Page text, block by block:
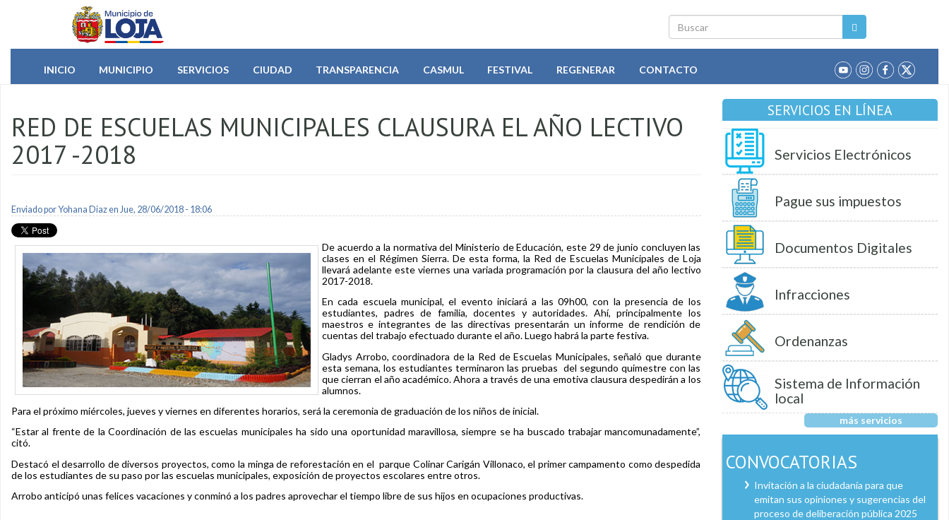
Pasar al contenido principal
Buscar
INICIO
MUNICIPIO SERVICIOS CIUDAD TRANSPARENCIA CASMUL FESTIVAL REGENERAR CONTACTO
RED DE ESCUELAS MUNICIPALES CLAUSURA EL AÑO LECTIVO
2017 -2018
Enviado porYohana Diazen Jue, 28/06/2018 - 18:06
De acuerdo a la normativa del Ministerio de Educación, este 29 de junio concluyen las
clases en el Régimen Sierra. De esta forma, la Red de Escuelas Municipales de Loja
llevará adelante este viernes una variada programación por la clausura del año lectivo
2017-2018.
En cada escuela municipal, el evento iniciará a las 09h00, con la presencia de los
estudiantes, padres de familia, docentes y autoridades. Ahí, principalmente los
maestros e integrantes de las directivas presentarán un informe de rendición de
cuentas del trabajo efectuado durante el año. Luego habrá la parte festiva.
Gladys Arrobo, coordinadora de la Red de Escuelas Municipales, señaló que durante
esta semana, los estudiantes terminaron las pruebas del segundo quimestre con las
que cierran el año académico. Ahora a través de una emotiva clausura despedirán a los
alumnos.
Para el próximo miércoles, jueves y viernes en diferentes horarios, será la ceremonia de graduación de los niños de inicial.
“Estar al frente de la Coordinación de las escuelas municipales ha sido una oportunidad maravillosa, siempre se ha buscado trabajar mancomunadamente”,
citó.
Destacó el desarrollo de diversos proyectos, como la minga de reforestación en el parque Colinar Carigán Villonaco, el primer campamento como despedida
de los estudiantes de su paso por las escuelas municipales, exposición de proyectos escolares entre otros.
Arrobo anticipó unas felices vacaciones y conminó a los padres aprovechar el tiempo libre de sus hijos en ocupaciones productivas.
SERVICIOS EN LÍNEA
Servicios Electrónicos
Pague sus impuestos
Documentos Digitales
Infracciones
Ordenanzas
Sistema de Información
local
más servicios
CONVOCATORIAS
Invitación a la ciudadanía para que
emitan sus opiniones y sugerencias del
proceso de deliberación pública 2025